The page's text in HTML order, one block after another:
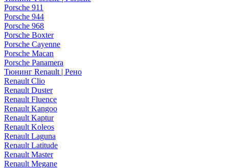
Porsche 911
Porsche 944
Porsche 968
Porsche Boxter
Porsche Cayenne
Porsche Macan
Porsche Panamera
Тюнинг Renault | Рено
Renault Clio
Renault Duster
Renault Fluence
Renault Kangoo
Renault Kaptur
Renault Koleos
Renault Laguna
Renault Latitude
Renault Master
Renault Megane